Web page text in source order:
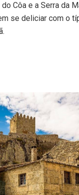
do Côa e a Serra da
se deliciar com o